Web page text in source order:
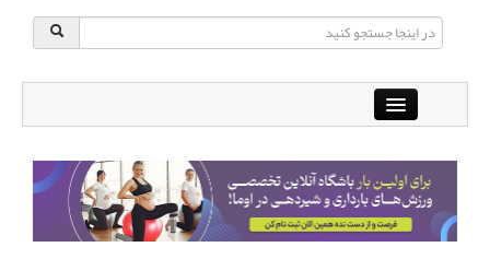
باشگاه آنلاین ورزشی اوما
دانشنامه سلامت بانوان پرسش و پاسخ